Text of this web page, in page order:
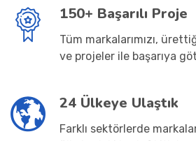
150+ Başarılı Proje
Tüm markalarımızı,
ve projeler ile başarıya
24 Ülkeye Ulaştık
Farklı sektörlerde